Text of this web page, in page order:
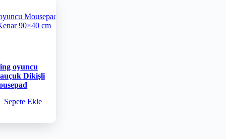
oyuncu
Dikişli
Sepete Ekle